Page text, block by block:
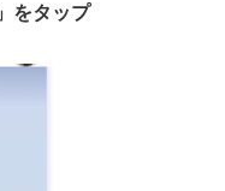
」をタップ